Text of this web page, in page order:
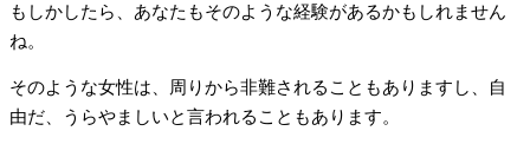
もしかしたら、あなたもそのような経験があるかもしれません
ね。
そのような女性は、周りから非難されることもありますし、自
由だ、うらやましいと言われることもあります。